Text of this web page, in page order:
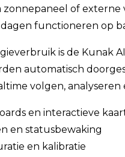
zonnepaneel of externe
functioneren op
is de Kunak
automatisch
volgen,
en interactieve
en statusbewaking
en kalibratie